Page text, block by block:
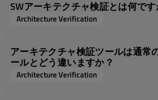
SWアーキテクチャ検証とは何です
Architecture Verification
アーキテクチャ検証ツールは通常
ールとどう違いますか？
Architecture Verification